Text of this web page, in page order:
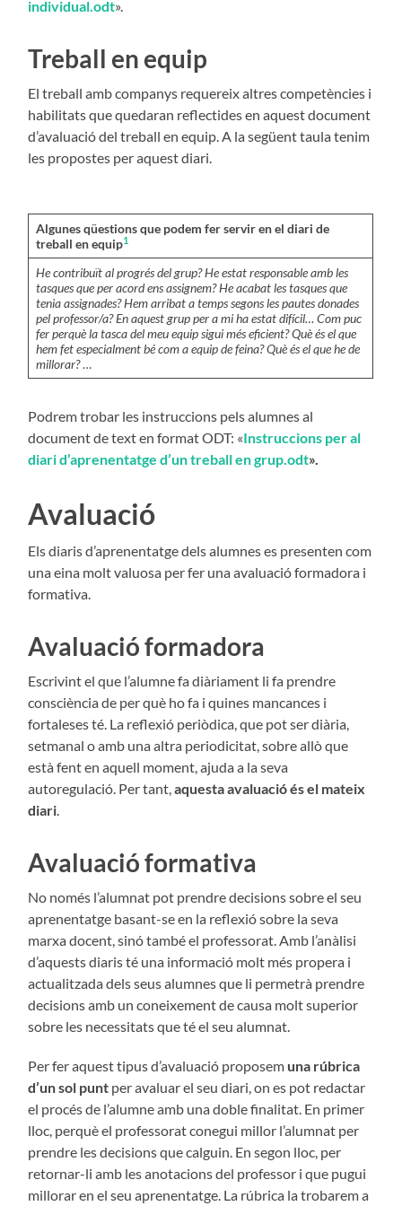
individual.odt».
Treball en equip
El treball amb companys requereix altres competències i
habilitats que quedaran reflectides en aquest document
d’avaluació del treball en equip. A la següent taula tenim
les propostes per aquest diari.
Algunes qüestions que podem fer servir en el diari de
treball en equip1
He contribuït al progrés del grup? He estat responsable amb les
tasques que per acord ens assignem? He acabat les tasques que
tenia assignades? Hem arribat a temps segons les pautes donades
pel professor/a? En aquest grup per a mi ha estat difícil… Com puc
fer perquè la tasca del meu equip sigui més eficient? Què és el que
hem fet especialment bé com a equip de feina? Què és el que he de
millorar?…
Podrem trobar les instruccions pels alumnes al
document de text en format ODT: «Instruccions per al
diari d’aprenentatge d’un treball en grup.odt».
Avaluació
Els diaris d’aprenentatge dels alumnes es presenten com
una eina molt valuosa per fer una avalua­ció formadora i
formativa.
Avaluació formadora
Escrivint el que l’alumne fa diàriament li fa prendre
consciència de per què ho fa i quines mancan­ces i
fortaleses té. La reflexió periòdica, que pot ser diària,
setmanal o amb una altra perio­dicitat, sobre allò que
està fent en aquell moment, ajuda a la seva
autoregulació. Per tant,aquesta avalua­ció és el mateix
diari.
Avaluació formativa
No només l’alumnat pot prendre decisions sobre el seu
aprenentatge basant-se en la reflexió sobre la seva
marxa docent, sinó també el professorat. Amb l’anàlisi
d’aquests diaris té una infor­mació molt més propera i
actualitzada dels seus alumnes que li permetrà prendre
decisions amb un conei­xement de causa molt superior
sobre les necessitats que té el seu alumnat.
Per fer aquest tipus d’avaluació proposem una rúbrica
d’un sol punt per avaluar el seu diari, on es pot redactar
el procés de l’alumne amb una doble finalitat. En primer
lloc, perquè el professo­rat co­negui millor l’alumnat per
prendre les decisions que calguin. En segon lloc, per
retornar-li amb les anotacions del professor i que pugui
millorar en el seu aprenentatge. La rúbrica la trobarem a